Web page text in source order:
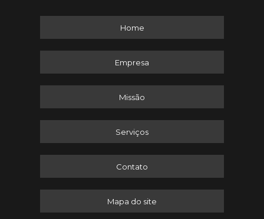
Home
Empresa
Missão
Serviços
Contato
Mapa do site